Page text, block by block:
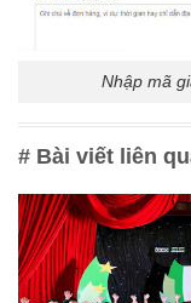
Nhập mã
# Bài viết liên